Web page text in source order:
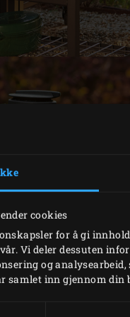
cookies
for å gi
Vi deler dessuten
og
samlet inn gjennom din